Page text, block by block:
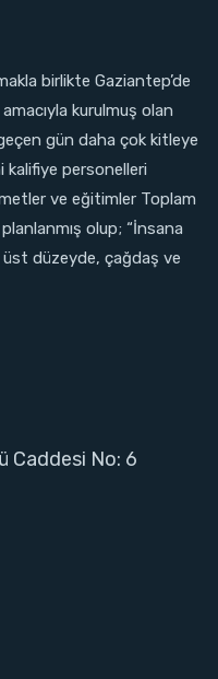
birlikte Gaziantep’de
kurulmuş olan
gün daha çok kitleye
personelleri
ve eğitimler Toplam
olup; “İnsana
üst düzeyde, çağdaş ve
Caddesi No: 6